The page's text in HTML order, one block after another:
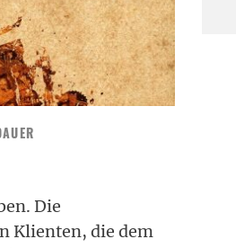
Die
Klienten, die dem